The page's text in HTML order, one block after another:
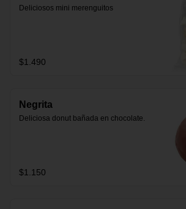
Deliciosos mini merenguitos
$1.490
Negrita
Deliciosa donut bañada en chocolate.
$1.150